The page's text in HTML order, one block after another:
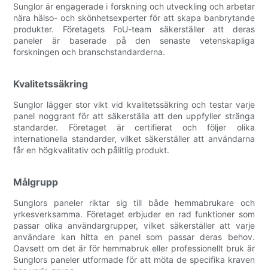
Sunglor är engagerade i forskning och utveckling och arbetar
nära hälso- och skönhetsexperter för att skapa banbrytande
produkter. Företagets FoU-team säkerställer att deras
paneler är baserade på den senaste vetenskapliga
forskningen och branschstandarderna.
Kvalitetssäkring
Sunglor lägger stor vikt vid kvalitetssäkring och testar varje
panel noggrant för att säkerställa att den uppfyller stränga
standarder. Företaget är certifierat och följer olika
internationella standarder, vilket säkerställer att användarna
får en högkvalitativ och pålitlig produkt.
Målgrupp
Sunglors paneler riktar sig till både hemmabrukare och
yrkesverksamma. Företaget erbjuder en rad funktioner som
passar olika användargrupper, vilket säkerställer att varje
användare kan hitta en panel som passar deras behov.
Oavsett om det är för hemmabruk eller professionellt bruk är
Sunglors paneler utformade för att möta de specifika kraven